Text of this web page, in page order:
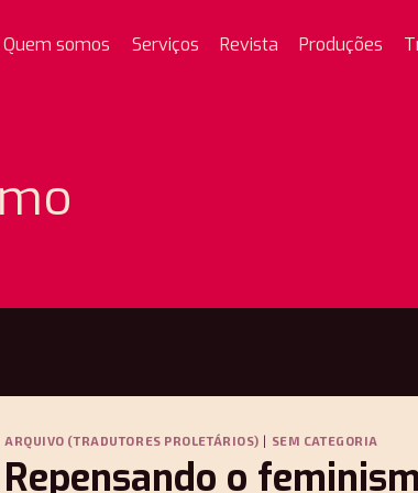
Quem somos Serviços Revista Produções
ARQUIVO (TRADUTORES PROLETÁRIOS) | SEM CATEGORIA
Repensando o